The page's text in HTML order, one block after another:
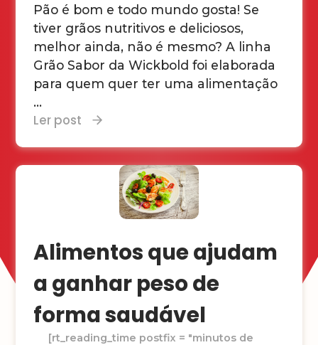
Pão é bom e todo mundo gosta! Se
tiver grãos nutritivos e deliciosos,
melhor ainda, não é mesmo? A linha
Grão Sabor da Wickbold foi elaborada
para quem quer ter uma alimentação
...
Ler post
Alimentos que ajudam
a ganhar peso de
forma saudável
[rt_reading_time postfix = "minutos de